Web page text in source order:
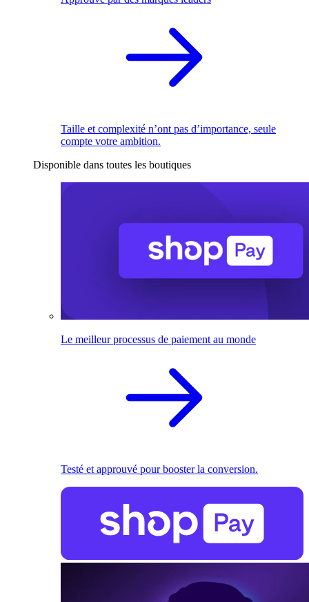
Taille et complexité n’ont pas d’importance, seule
compte votre ambition.
Disponible dans toutes les boutiques
Le meilleur processus de paiement au monde
Testé et approuvé pour booster la conversion.